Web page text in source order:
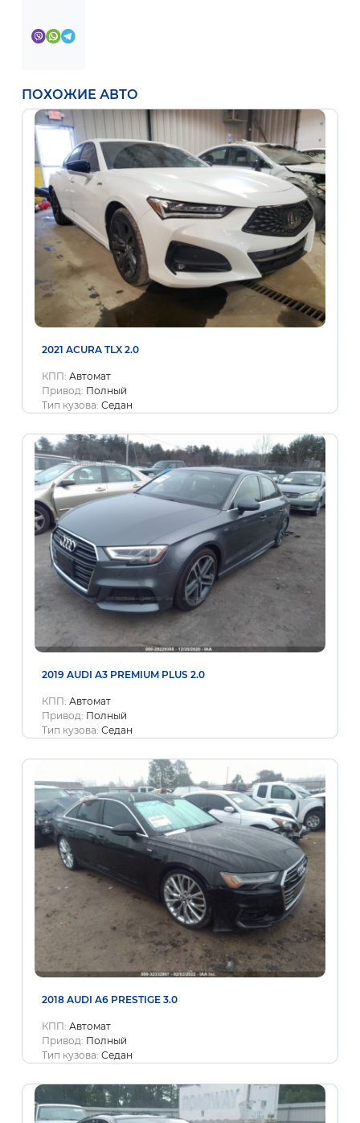
ПОХОЖИЕ АВТО
2021 ACURA TLX 2.0
КПП: Автомат
Привод: Полный
Тип кузова: Седан
2019 AUDI A3 PREMIUM PLUS 2.0
КПП: Автомат
Привод: Полный
Тип кузова: Седан
2018 AUDI A6 PRESTIGE 3.0
КПП: Автомат
Привод: Полный
Тип кузова: Седан